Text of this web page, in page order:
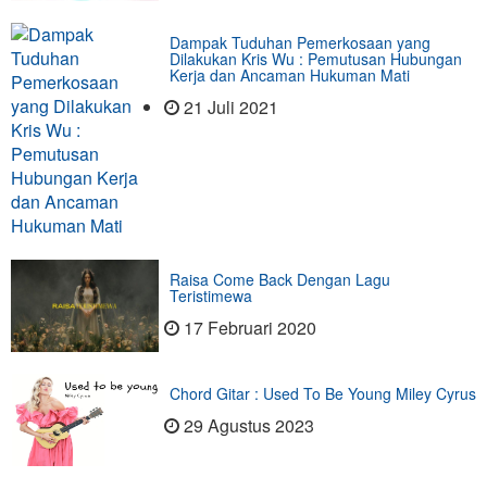
Dampak Tuduhan Pemerkosaan yang
Dilakukan Kris Wu : Pemutusan Hubungan
Kerja dan Ancaman Hukuman Mati
21 Juli 2021
Raisa Come Back Dengan Lagu
Teristimewa
17 Februari 2020
Chord Gitar : Used To Be Young Miley Cyrus
29 Agustus 2023